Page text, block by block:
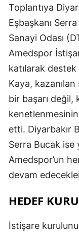
Toplantıya
Eşbaşkanı
Sanayi Odası
Amedspor
katılarak destek
Kaya,
bir başarı
etti. Diyarbakır
Serra Bucak
Amedspor’un
devam
HEDEF
İstişare